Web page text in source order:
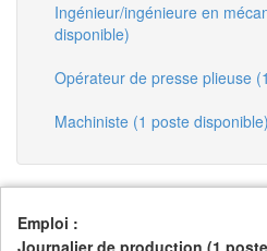
Ingénieur/ingénieure en
disponible)
Opérateur de presse plieuse
Machiniste (1 poste disponible)
Emploi :